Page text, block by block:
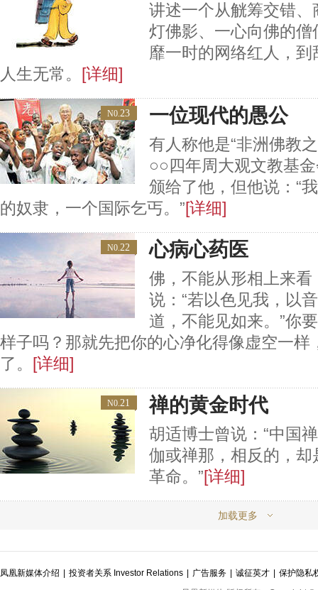
讲述一个从觥筹交错
灯佛影、一心向佛的
靡一时的网络红人，
人生无常。 [详细]
N0.23 一位现代的愚公
有人称他是“非洲佛教
○○四年周大观文教基
颁给了他，但他说：“
的奴隶，一个国际乞丐。”[详细]
N0.22 心病心药医
佛，不能从形相上来
说：“若以色见我，以
道，不能见如来。”你
样子吗？那就先把你的心净化得像虚空一样
了。 [详细]
N0.21 禅的黄金时代
胡适博士曾说：“中国
伽或禅那，相反的，
革命。”[详细]
加载更多
凤凰新媒体介绍 投资者关系 Investor Relations 广告服务 诚征英才
保护隐私